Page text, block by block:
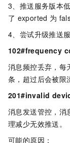
3、推送服务版本
了 exported 为
4、尝试升级推送
102#frequency
消息频控丢弃，每
条，超过后会被限
201#invalid
消息发送管控，消
理减少无效推送。
可能的原因：